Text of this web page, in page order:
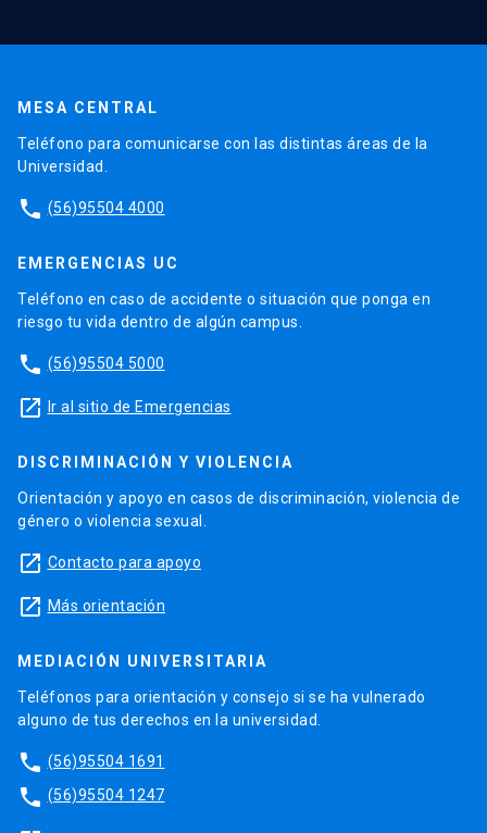
MESA CENTRAL
Teléfono para comunicarse con las distintas áreas de la
Universidad.
phone (56)95504 4000
EMERGENCIAS UC
Teléfono en caso de accidente o situación que ponga en
riesgo tu vida dentro de algún campus.
phone (56)95504 5000
launch Ir al sitio de Emergencias
DISCRIMINACIÓN Y VIOLENCIA
Orientación y apoyo en casos de discriminación, violencia de
género o violencia sexual.
launch Contacto para apoyo
launch Más orientación
MEDIACIÓN UNIVERSITARIA
Teléfonos para orientación y consejo si se ha vulnerado
alguno de tus derechos en la universidad.
phone (56)95504 1691
phone (56)95504 1247